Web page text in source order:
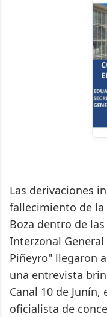
Las derivaciones
fallecimiento de
Boza dentro de
Interzonal General
Piñeyro" llegaron
una entrevista
Canal 10 de
oficialista de